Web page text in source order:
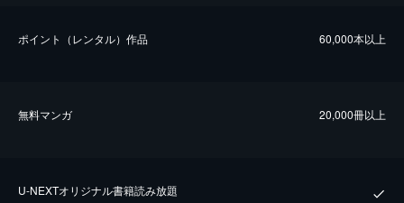
ポイント（レンタル）作品 60,000本以上
無料マンガ 20,000冊以上
U-NEXTオリジナル書籍読み放題